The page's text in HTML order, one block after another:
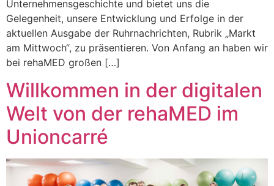
Unternehmensgeschichte und bietet uns die
Gelegenheit, unsere Entwicklung und Erfolge in der
aktuellen Ausgabe der Ruhrnachrichten, Rubrik „Markt
am Mittwoch“, zu präsentieren. Von Anfang an haben wir
bei rehaMED großen […]
Willkommen in der digitalen
Welt von der rehaMED im
Unioncarré